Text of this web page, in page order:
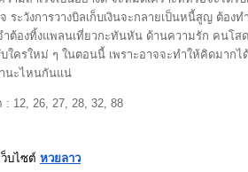
ระวังการวางบิลเก็บเงินจะกลายเป็นหนี้สูญ ต้อ
ำต้องทิ้งแพลนเที่ยวกะทันหัน ด้านความรัก คนโ
บใครใหม่ ๆ ในตอนนี้ เพราะอาจจะทำให้คิดมาก
นะไหนกันแน่
: 12, 26, 27, 28, 32, 88
บไซต์ หวยลาว